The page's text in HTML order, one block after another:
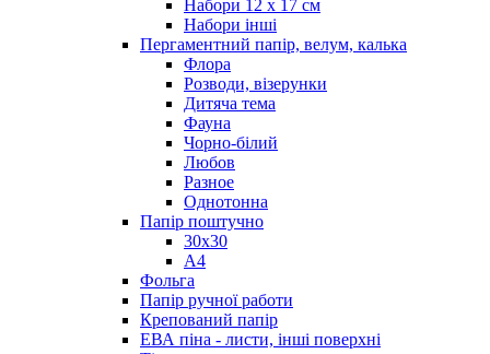
Набори 12 х 17 см
Набори інші
Пергаментний папір, велум, калька
Флора
Розводи, візерунки
Дитяча тема
Фауна
Чорно-білий
Любов
Разное
Однотонна
Папір поштучно
30х30
А4
Фольга
Папір ручної работи
Крепований папір
ЕВА піна - листи, інші поверхні